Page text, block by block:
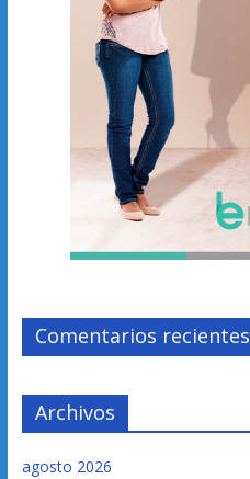
Comentarios recientes
Archivos
agosto 2026